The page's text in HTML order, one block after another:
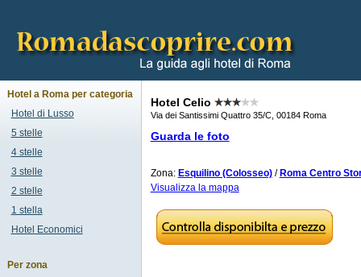
Hotel Celio
Via dei Santissimi Quattro 35/C, 00184 Roma
Guarda le foto
Zona: Esquilino (Colosseo)/ Roma Centro
Visualizza la mappa
Hotel a Roma per categoria
Hotel di Lusso
5 stelle
4 stelle
3 stelle
2 stelle
1 stella
Hotel Economici
Per zona